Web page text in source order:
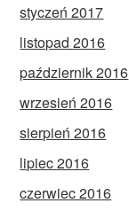
styczeń 2017
listopad 2016
październik 2016
wrzesień 2016
sierpień 2016
lipiec 2016
czerwiec 2016